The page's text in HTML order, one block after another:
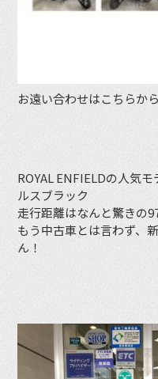
お遠い合わせはこちらか
ROYAL ENFIELDの人気
ルスブラック
走行距離はなんと驚きの
もう中古車とは言わず、
ん！